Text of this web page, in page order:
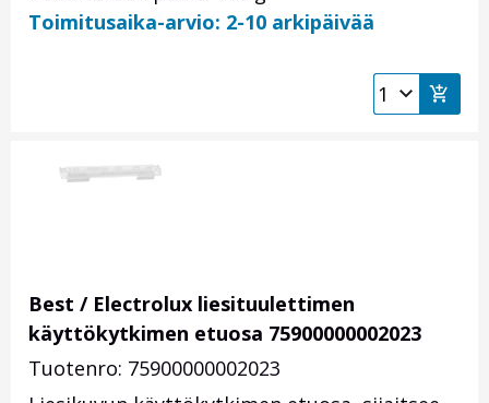
Toimitusaika-arvio: 2-10 arkipäivää
Best / Electrolux liesituulettimen
käyttökytkimen etuosa 75900000002023
Tuotenro: 75900000002023